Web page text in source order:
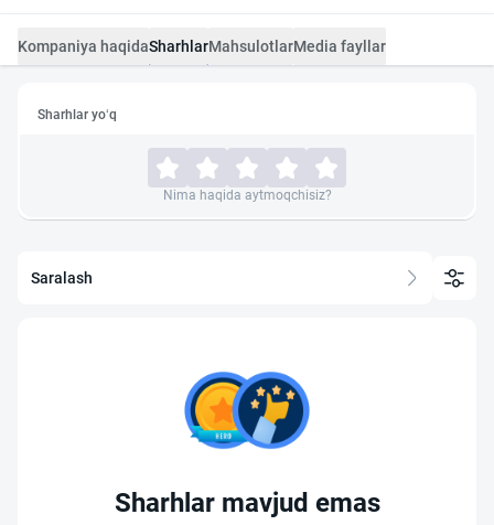
Kompaniya haqidaSharhlarMahsulotlarMedia fayllar
Sharhlar yo‘q
Nima haqida aytmoqchisiz?
Saralash
Sharhlar mavjud emas